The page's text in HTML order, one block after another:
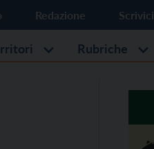
Redazione Scrivici
Rubriche